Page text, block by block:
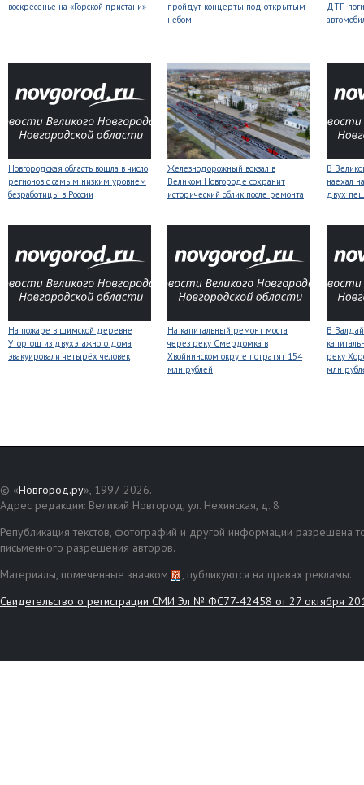
воскресенье на «Горской пристани»
пройдут концерты под открытым
небом
ДТП
Новгородская область вошла в число
регионов с самым низким уровнем
безработицы в России
Железнодорожный вокзал в
Великом Новгороде сохранит
исторический облик после ремонта
В
наехал
двух
На пожаре в шимской деревне
Уторгош из двухэтажного дома
эвакуировали четырёх человек
На капитальный ремонт моста
через реку Смердомка в
Хвойнинском округе потратят 154
млн рублей
В
реку
млн
© «Новгород.ру», 1997-2026.
Адрес редакции: Великий Новгород, ул. Нехинская, д. 8
Републикация текстов, фотографий и другой информации разрешена
письменного разрешения авторов.
Материалы, помеченные значком
, публикуются на правах рекламы.
Свидетельство о регистрации СМИ Эл № ФС77-42458 от 27 октября